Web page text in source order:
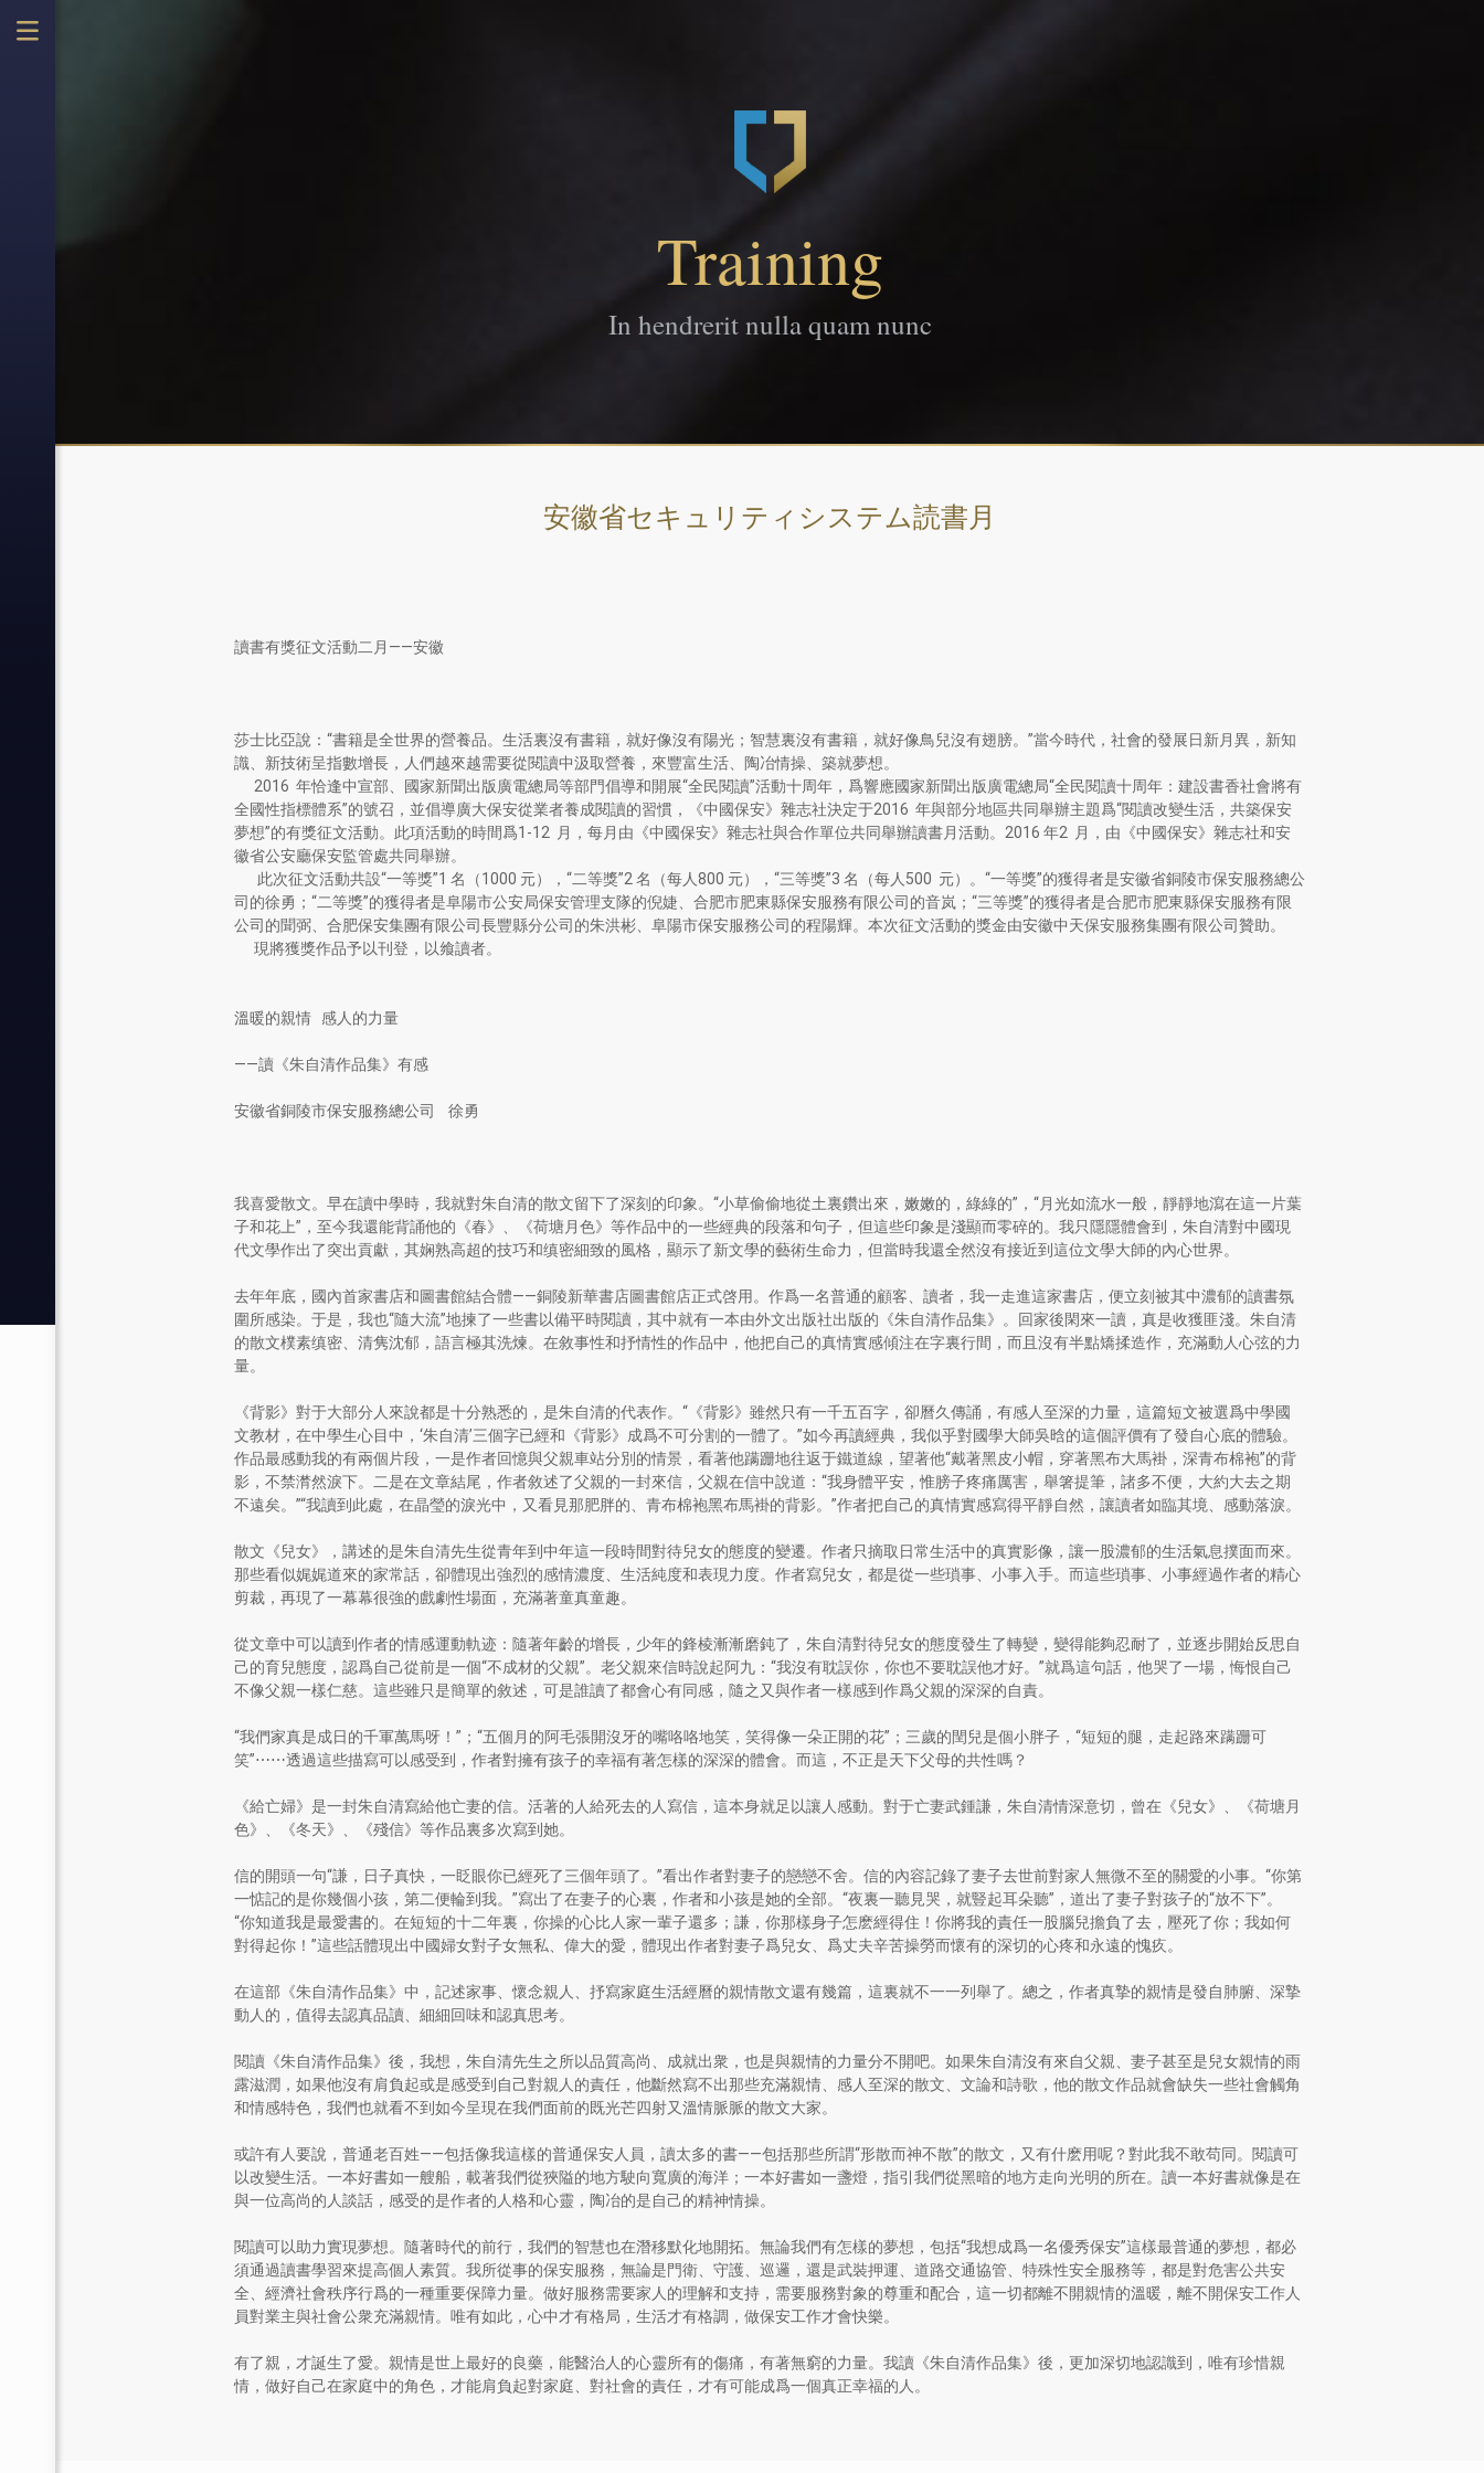
Training
In hendrerit nulla quam nunc
安徽省セキュリティシステム読書月
讀書有獎征文活動二月——安徽
莎士比亞說：“書籍是全世界的營養品。生活裏沒有書籍，就好像沒有陽光；智慧裏沒有書籍，就好像鳥兒沒有翅膀。”當今時代，社會的發展日新月異，新知
識、新技術呈指數增長，人們越來越需要從閱讀中汲取營養，來豐富生活、陶冶情操、築就夢想。
2016 年恰逢中宣部、國家新聞出版廣電總局等部門倡導和開展“全民閱讀”活動十周年，爲響應國家新聞出版廣電總局“全民閱讀十周年：建設書香社會將有
全國性指標體系”的號召，並倡導廣大保安從業者養成閱讀的習慣，《中國保安》雜志社決定于2016 年與部分地區共同舉辦主題爲“閱讀改變生活，共築保安
夢想”的有獎征文活動。此項活動的時間爲1-12 月，每月由《中國保安》雜志社與合作單位共同舉辦讀書月活動。2016 年2 月，由《中國保安》雜志社和安
徽省公安廳保安監管處共同舉辦。
此次征文活動共設“一等獎”1 名（1000 元），“二等獎”2 名（每人800 元），“三等獎”3 名（每人500 元）。“一等獎”的獲得者是安徽省銅陵市保安服務總公
司的徐勇；“二等獎”的獲得者是阜陽市公安局保安管理支隊的倪婕、合肥市肥東縣保安服務有限公司的音岚；“三等獎”的獲得者是合肥市肥東縣保安服務有限
公司的聞弼、合肥保安集團有限公司長豐縣分公司的朱洪彬、阜陽市保安服務公司的程陽輝。本次征文活動的獎金由安徽中天保安服務集團有限公司贊助。
現將獲獎作品予以刊登，以飨讀者。
溫暖的親情 感人的力量
——讀《朱自清作品集》有感
安徽省銅陵市保安服務總公司 徐勇
我喜愛散文。早在讀中學時，我就對朱自清的散文留下了深刻的印象。“小草偷偷地從土裏鑽出來，嫩嫩的，綠綠的”，“月光如流水一般，靜靜地瀉在這一片葉
子和花上”，至今我還能背誦他的《春》、《荷塘月色》等作品中的一些經典的段落和句子，但這些印象是淺顯而零碎的。我只隱隱體會到，朱自清對中國現
代文學作出了突出貢獻，其娴熟高超的技巧和缜密細致的風格，顯示了新文學的藝術生命力，但當時我還全然沒有接近到這位文學大師的內心世界。
去年年底，國內首家書店和圖書館結合體——銅陵新華書店圖書館店正式啓用。作爲一名普通的顧客、讀者，我一走進這家書店，便立刻被其中濃郁的讀書氛
圍所感染。于是，我也“隨大流”地揀了一些書以備平時閱讀，其中就有一本由外文出版社出版的《朱自清作品集》。回家後閑來一讀，真是收獲匪淺。朱自清
的散文樸素缜密、清隽沈郁，語言極其洗煉。在敘事性和抒情性的作品中，他把自己的真情實感傾注在字裏行間，而且沒有半點矯揉造作，充滿動人心弦的力
量。
《背影》對于大部分人來說都是十分熟悉的，是朱自清的代表作。“《背影》雖然只有一千五百字，卻曆久傳誦，有感人至深的力量，這篇短文被選爲中學國
文教材，在中學生心目中，‘朱自清’三個字已經和《背影》成爲不可分割的一體了。”如今再讀經典，我似乎對國學大師吳晗的這個評價有了發自心底的體驗。
作品最感動我的有兩個片段，一是作者回憶與父親車站分別的情景，看著他蹒跚地往返于鐵道線，望著他“戴著黑皮小帽，穿著黑布大馬褂，深青布棉袍”的背
影，不禁潸然淚下。二是在文章結尾，作者敘述了父親的一封來信，父親在信中說道：“我身體平安，惟膀子疼痛厲害，舉箸提筆，諸多不便，大約大去之期
不遠矣。”“我讀到此處，在晶瑩的淚光中，又看見那肥胖的、青布棉袍黑布馬褂的背影。”作者把自己的真情實感寫得平靜自然，讓讀者如臨其境、感動落淚。
散文《兒女》，講述的是朱自清先生從青年到中年這一段時間對待兒女的態度的變遷。作者只摘取日常生活中的真實影像，讓一股濃郁的生活氣息撲面而來。
那些看似娓娓道來的家常話，卻體現出強烈的感情濃度、生活純度和表現力度。作者寫兒女，都是從一些瑣事、小事入手。而這些瑣事、小事經過作者的精心
剪裁，再現了一幕幕很強的戲劇性場面，充滿著童真童趣。
從文章中可以讀到作者的情感運動軌迹：隨著年齡的增長，少年的鋒棱漸漸磨鈍了，朱自清對待兒女的態度發生了轉變，變得能夠忍耐了，並逐步開始反思自
己的育兒態度，認爲自己從前是一個“不成材的父親”。老父親來信時說起阿九：“我沒有耽誤你，你也不要耽誤他才好。”就爲這句話，他哭了一場，悔恨自己
不像父親一樣仁慈。這些雖只是簡單的敘述，可是誰讀了都會心有同感，隨之又與作者一樣感到作爲父親的深深的自責。
“我們家真是成日的千軍萬馬呀！”；“五個月的阿毛張開沒牙的嘴咯咯地笑，笑得像一朵正開的花”；三歲的閏兒是個小胖子，“短短的腿，走起路來蹒跚可
笑”⋯⋯透過這些描寫可以感受到，作者對擁有孩子的幸福有著怎樣的深深的體會。而這，不正是天下父母的共性嗎？
《給亡婦》是一封朱自清寫給他亡妻的信。活著的人給死去的人寫信，這本身就足以讓人感動。對于亡妻武鍾謙，朱自清情深意切，曾在《兒女》、《荷塘月
色》、《冬天》、《殘信》等作品裏多次寫到她。
信的開頭一句“謙，日子真快，一眨眼你已經死了三個年頭了。”看出作者對妻子的戀戀不舍。信的內容記錄了妻子去世前對家人無微不至的關愛的小事。“你第
一惦記的是你幾個小孩，第二便輪到我。”寫出了在妻子的心裏，作者和小孩是她的全部。“夜裏一聽見哭，就豎起耳朵聽”，道出了妻子對孩子的“放不下”。
“你知道我是最愛書的。在短短的十二年裏，你操的心比人家一輩子還多；謙，你那樣身子怎麽經得住！你將我的責任一股腦兒擔負了去，壓死了你；我如何
對得起你！”這些話體現出中國婦女對子女無私、偉大的愛，體現出作者對妻子爲兒女、爲丈夫辛苦操勞而懷有的深切的心疼和永遠的愧疚。
在這部《朱自清作品集》中，記述家事、懷念親人、抒寫家庭生活經曆的親情散文還有幾篇，這裏就不一一列舉了。總之，作者真摯的親情是發自肺腑、深摯
動人的，值得去認真品讀、細細回味和認真思考。
閱讀《朱自清作品集》後，我想，朱自清先生之所以品質高尚、成就出衆，也是與親情的力量分不開吧。如果朱自清沒有來自父親、妻子甚至是兒女親情的雨
露滋潤，如果他沒有肩負起或是感受到自己對親人的責任，他斷然寫不出那些充滿親情、感人至深的散文、文論和詩歌，他的散文作品就會缺失一些社會觸角
和情感特色，我們也就看不到如今呈現在我們面前的既光芒四射又溫情脈脈的散文大家。
或許有人要說，普通老百姓——包括像我這樣的普通保安人員，讀太多的書——包括那些所謂“形散而神不散”的散文，又有什麽用呢？對此我不敢苟同。閱讀可
以改變生活。一本好書如一艘船，載著我們從狹隘的地方駛向寬廣的海洋；一本好書如一盞燈，指引我們從黑暗的地方走向光明的所在。讀一本好書就像是在
與一位高尚的人談話，感受的是作者的人格和心靈，陶冶的是自己的精神情操。
閱讀可以助力實現夢想。隨著時代的前行，我們的智慧也在潛移默化地開拓。無論我們有怎樣的夢想，包括“我想成爲一名優秀保安”這樣最普通的夢想，都必
須通過讀書學習來提高個人素質。我所從事的保安服務，無論是門衛、守護、巡邏，還是武裝押運、道路交通協管、特殊性安全服務等，都是對危害公共安
全、經濟社會秩序行爲的一種重要保障力量。做好服務需要家人的理解和支持，需要服務對象的尊重和配合，這一切都離不開親情的溫暖，離不開保安工作人
員對業主與社會公衆充滿親情。唯有如此，心中才有格局，生活才有格調，做保安工作才會快樂。
有了親，才誕生了愛。親情是世上最好的良藥，能醫治人的心靈所有的傷痛，有著無窮的力量。我讀《朱自清作品集》後，更加深切地認識到，唯有珍惜親
情，做好自己在家庭中的角色，才能肩負起對家庭、對社會的責任，才有可能成爲一個真正幸福的人。